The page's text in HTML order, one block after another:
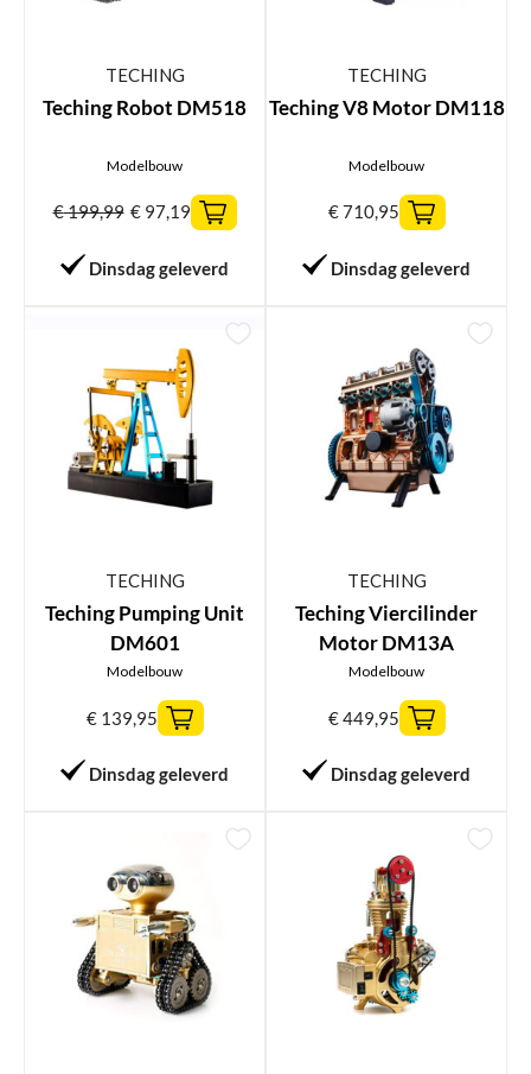
TECHING
Teching Robot DM518
Modelbouw
€199,99 €97,19
Dinsdag geleverd
TECHING
Teching V8 Motor DM118
Modelbouw
€710,95
Dinsdag geleverd
TECHING
Teching Pumping Unit
DM601
Modelbouw
€139,95
Dinsdag geleverd
TECHING
Teching Viercilinder
Motor DM13A
Modelbouw
€449,95
Dinsdag geleverd